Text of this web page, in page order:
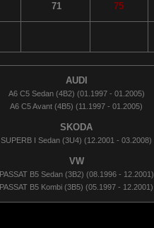
71 75
AUDI
A6 C5 Sedan (4B2) (01.1997 - 01.2005)
A6 C5 Avant (4B5) (11.1997 - 01.2005)
SKODA
SUPERB I Sedan (3U4) (12.2001 - 03.2008)
VW
PASSAT B5 Sedan (3B2) (08.1996 - 12.2001)
PASSAT B5 Kombi (3B5) (05.1997 - 12.2001)